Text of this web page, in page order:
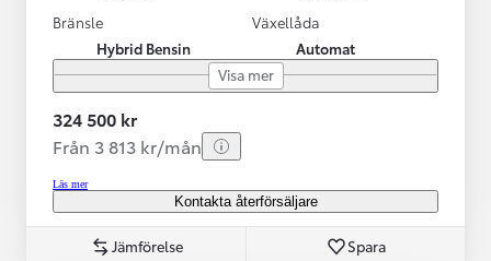
Bränsle
Hybrid Bensin
Växellåda
Automat
Visa mer
324 500 kr
Från 3 813 kr/mån
Läs mer
Kontakta återförsäljare
Jämförelse Spara